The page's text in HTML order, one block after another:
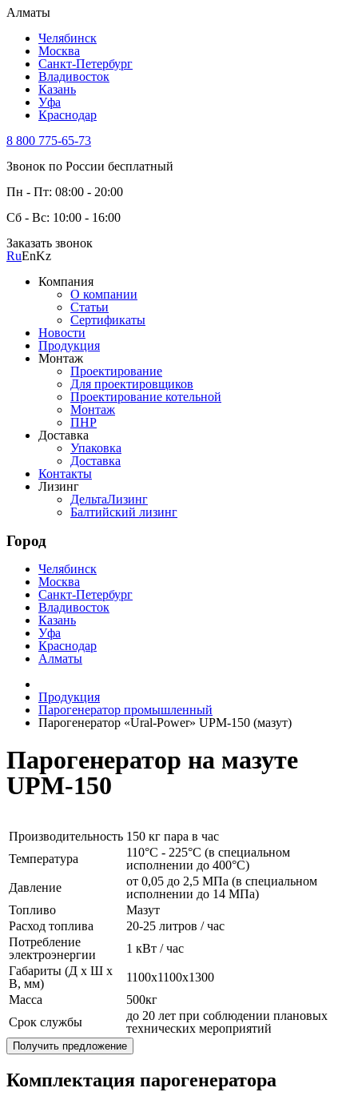
Алматы
Челябинск
Москва
Санкт-Петербург
Владивосток
Казань
Уфа
Краснодар
8 800 775-65-73
Звонок по России бесплатный
Пн - Пт: 08:00 - 20:00
Сб - Вс: 10:00 - 16:00
Заказать звонок
RuEnKz
Компания
О компании
Статьи
Сертификаты
Новости
Продукция
Монтаж
Проектирование
Для проектировщиков
Проектирование котельной
Монтаж
ПНР
Доставка
Упаковка
Доставка
Контакты
Лизинг
ДельтаЛизинг
Балтийский лизинг
Город
Челябинск
Москва
Санкт-Петербург
Владивосток
Казань
Уфа
Краснодар
Алматы
Продукция
Парогенератор промышленный
Парогенератор «Ural-Power» UPM-150 (мазут)
Парогенератор на мазуте
UPM-150
Производительность 150 кг пара в час
Температура
110°C - 225°C (в специальном
исполнении до 400°C)
Давление
от 0,05 до 2,5 МПа (в специальном
исполнении до 14 МПа)
Топливо
Мазут
Расход топлива
20-25 литров / час
Потребление
электроэнергии
1 кВт / час
Габариты (Д x Ш x
В, мм)
1100x1100x1300
Масса
500кг
Срок службы
до 20 лет при соблюдении плановых
технических мероприятий
Получить предложение
Комплектация парогенератора